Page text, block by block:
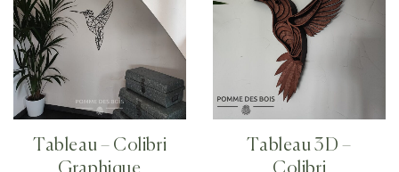
Tableau – Colibri
Tableau 3D –